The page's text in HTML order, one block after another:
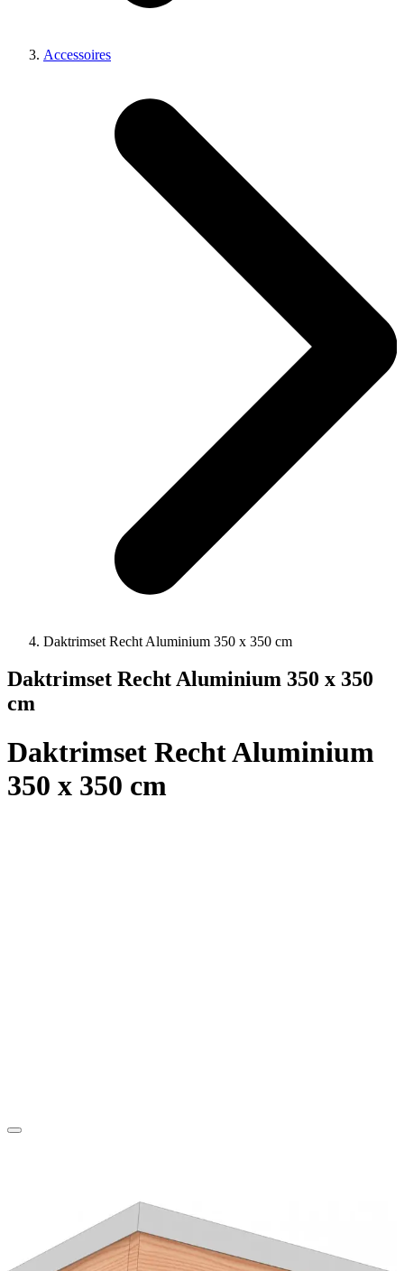
Accessoires
Daktrimset Recht Aluminium 350 x 350 cm
Daktrimset Recht Aluminium 350 x 350
cm
Daktrimset Recht Aluminium
350 x 350 cm